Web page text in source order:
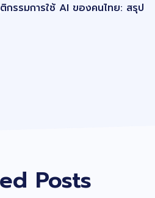
กรรมการใช้ AI ของคนไทย: สรุป
Posts